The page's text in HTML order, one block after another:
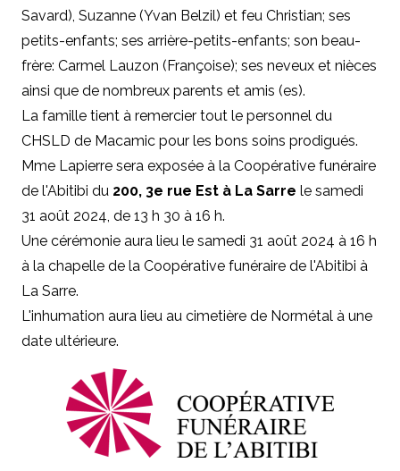
Savard), Suzanne (Yvan Belzil) et feu Christian; ses
petits-enfants; ses arrière-petits-enfants; son beau-
frère: Carmel Lauzon (Françoise); ses neveux et nièces
ainsi que de nombreux parents et amis (es).
La famille tient à remercier tout le personnel du
CHSLD de Macamic pour les bons soins prodigués.
Mme Lapierre sera exposée à la Coopérative funéraire
de l'Abitibi du 200, 3e rue Est à La Sarre le samedi
31 août 2024, de 13 h 30 à 16 h.
Une cérémonie aura lieu le samedi 31 août 2024 à 16 h
à la chapelle de la Coopérative funéraire de l'Abitibi à
La Sarre.
L'inhumation aura lieu au cimetière de Normétal à une
date ultérieure.